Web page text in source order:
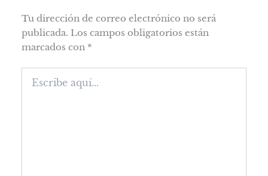
Tu dirección de correo electrónico no será
publicada. Los campos obligatorios están
marcados con *
aquí...